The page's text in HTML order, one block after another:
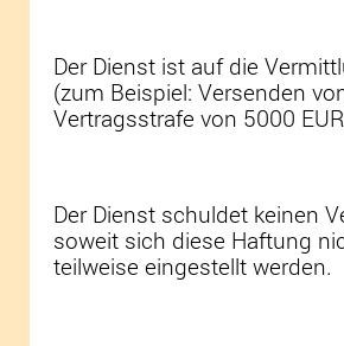
Der Dienst ist auf die
(zum Beispiel: Versenden
Vertragsstrafe von 5000
Der Dienst schuldet keinen
soweit sich diese Haftung
teilweise eingestellt werden.